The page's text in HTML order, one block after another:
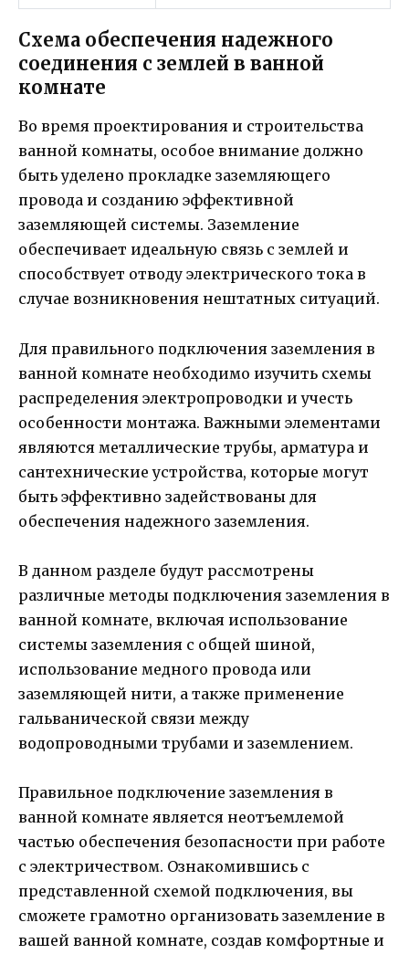
Схема обеспечения надежного
соединения с землей в ванной
комнате
Во время проектирования и строительства
ванной комнаты, особое внимание должно
быть уделено прокладке заземляющего
провода и созданию эффективной
заземляющей системы. Заземление
обеспечивает идеальную связь с землей и
способствует отводу электрического тока в
случае возникновения нештатных ситуаций.
Для правильного подключения заземления в
ванной комнате необходимо изучить схемы
распределения электропроводки и учесть
особенности монтажа. Важными элементами
являются металлические трубы, арматура и
сантехнические устройства, которые могут
быть эффективно задействованы для
обеспечения надежного заземления.
В данном разделе будут рассмотрены
различные методы подключения заземления в
ванной комнате, включая использование
системы заземления с общей шиной,
использование медного провода или
заземляющей нити, а также применение
гальванической связи между
водопроводными трубами и заземлением.
Правильное подключение заземления в
ванной комнате является неотъемлемой
частью обеспечения безопасности при работе
с электричеством. Ознакомившись с
представленной схемой подключения, вы
сможете грамотно организовать заземление в
вашей ванной комнате, создав комфортные и